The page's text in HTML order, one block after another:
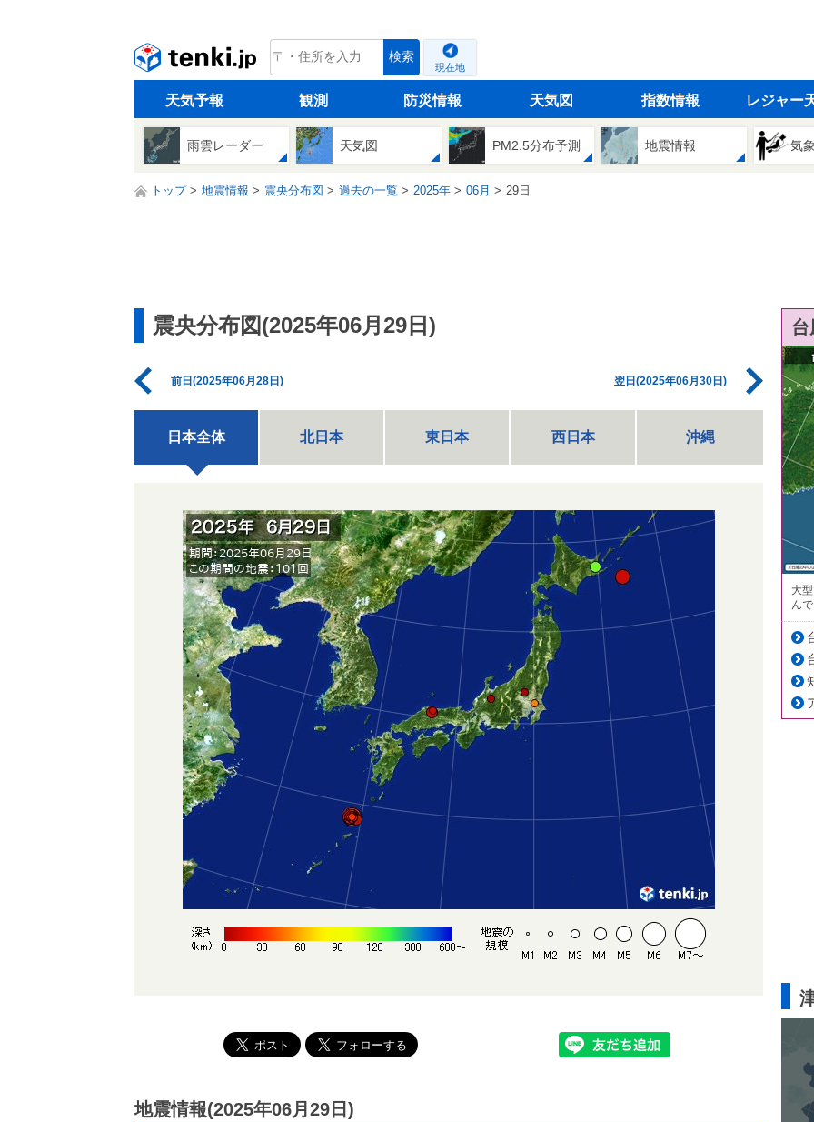
tenki.jp 検索
現在地
天気予報 観測 防災情報 天気図 指数情報 レジャー
雨雲レーダー 天気図 PM2.5分布予測 地震情報 気
トップ 地震情報 震央分布図 過去の一覧 2025年 06月 29日
震央分布図(2025年06月29日)
前日(2025年06月28日) 翌日(2025年06月30日)
日本全体 北日本 東日本 西日本 沖縄
地震情報(2025年06月29日)
大
ん